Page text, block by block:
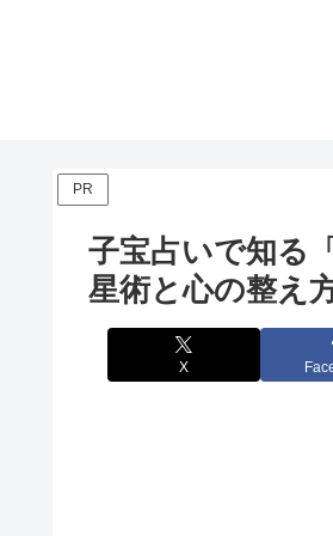
PR
子宝占いで知る
星術と心の整え
X